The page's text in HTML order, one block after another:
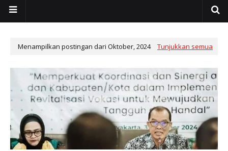
Menampilkan postingan dari Oktober, 2024 Tunjukkan semua